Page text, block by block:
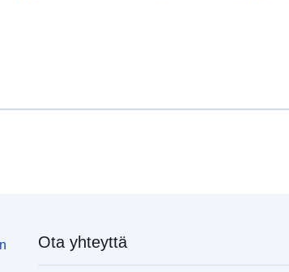
Ota yhteyttä